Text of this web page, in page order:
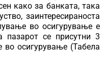
како за банката, така
заинтересираноста
во осигурување е
се присутни 3
осигурување (Табела